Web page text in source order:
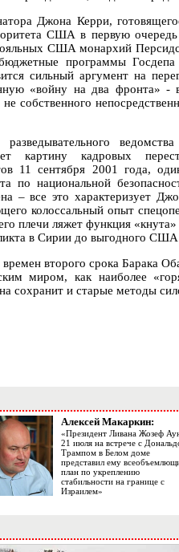
Джона Керри,
США в первую
США монархий
программы
сильный аргумент на
«войну на два фронта»
собственного
картину кадровых
11 сентября 2001 года,
по национальной
все это характеризует
колоссальный опыт
плечи ляжет функция
в Сирии до выгодного
второго срока Барака
миром, как наиболее
сохранит и старые методы
Алексей Макаркин:
«Президент Ливана Жозеф
21 июля на встрече с
Трампом в Белом доме
представил ему
план по укреплению
стабильности на границе с
Израилем»